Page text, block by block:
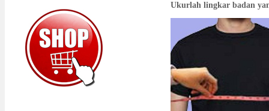
Ukurlah lingkar badan